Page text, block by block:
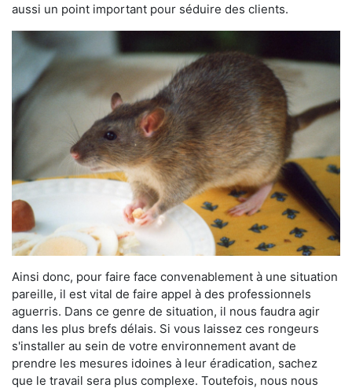
aussi un point important pour séduire des clients.
Ainsi donc, pour faire face convenablement à une situation
pareille, il est vital de faire appel à des professionnels
aguerris. Dans ce genre de situation, il nous faudra agir
dans les plus brefs délais. Si vous laissez ces rongeurs
s'installer au sein de votre environnement avant de
prendre les mesures idoines à leur éradication, sachez
que le travail sera plus complexe. Toutefois, nous nous